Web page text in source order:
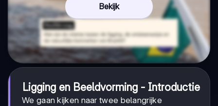
Bekijk
Ligging en Beeldvorming - Introductie
We gaan kijken naar twee belangrijke